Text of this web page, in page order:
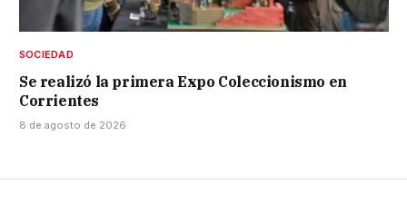
SOCIEDAD
Se realizó la primera Expo Coleccionismo en
Corrientes
8 de agosto de 2026